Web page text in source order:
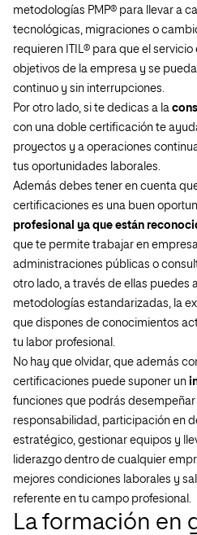
metodologías PMP® para llevar a
tecnológicas, migraciones o
requieren ITIL® para que el
objetivos de la empresa y se
continuo y sin interrupciones.
Por otro lado, si te dedicas a la
con una doble certificación te
proyectos y a operaciones
tus oportunidades laborales.
Además debes tener en cuenta
certificaciones es una buen
profesional ya que están
que te permite trabajar en
administraciones públicas o
otro lado, a través de ellas puedes
metodologías estandarizadas, la
que dispones de conocimientos
tu labor profesional.
No hay que olvidar, que además
certificaciones puede suponer un
funciones que podrás
responsabilidad, participación en
estratégico, gestionar equipos y
liderazgo dentro de cualquier
mejores condiciones laborales y
referente en tu campo profesional.
La formación en